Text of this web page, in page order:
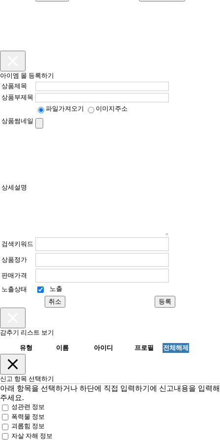
아이엠 몰 등록하기
상품제목
상품부제목
상품썸네일
파일가져오기 이미지주소
상세설명
검색키워드
상품정가
판매가격
노출상태
노출
취소
등록
감추기 리스트 보기
유형 이름 아이디 프로필 전체해제
신고 항목 선택하기
아래 항목을 선택하거나 하단에 직접 입력하기에 신고내용을 입력해
주세요.
성관련 정보
폭력물 정보
괴롭힘 정보
자살 자해 정보